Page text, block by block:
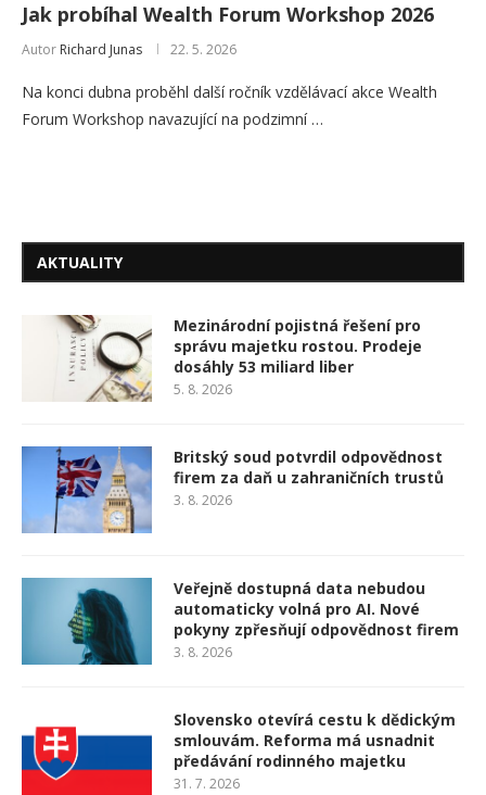
Jak probíhal Wealth Forum Workshop 2026
Autor Richard Junas 22. 5. 2026
Na konci dubna proběhl další ročník vzdělávací akce Wealth
Forum Workshop navazující na podzimní …
AKTUALITY
Mezinárodní pojistná řešení pro
správu majetku rostou. Prodeje
dosáhly 53 miliard liber
5. 8. 2026
Britský soud potvrdil odpovědnost
firem za daň u zahraničních trustů
3. 8. 2026
Veřejně dostupná data nebudou
automaticky volná pro AI. Nové
pokyny zpřesňují odpovědnost firem
3. 8. 2026
Slovensko otevírá cestu k dědickým
smlouvám. Reforma má usnadnit
předávání rodinného majetku
31. 7. 2026